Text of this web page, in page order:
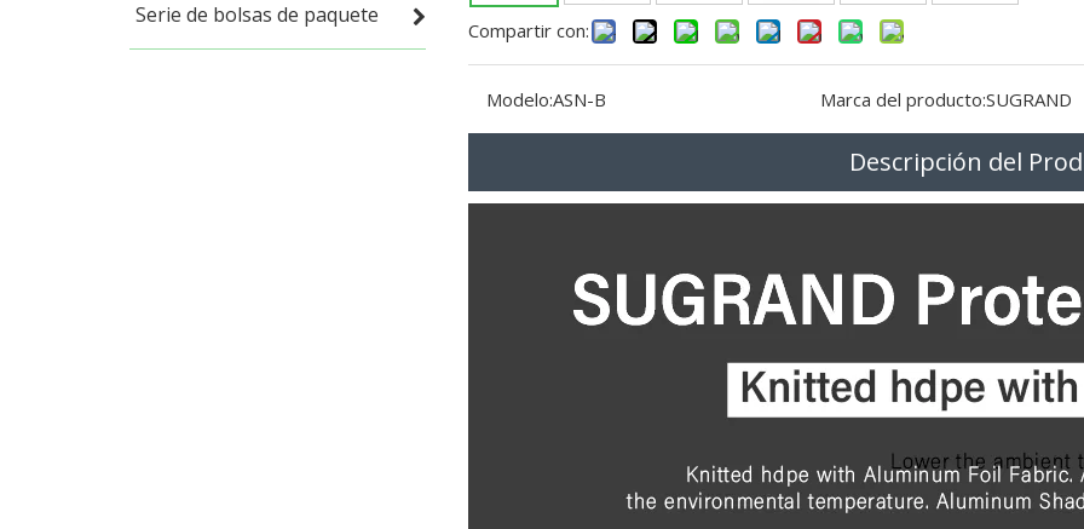
Serie de bolsas de paquete
Compartir con:
Modelo:ASN-B Marca del producto:SUGRAND
Descripción del